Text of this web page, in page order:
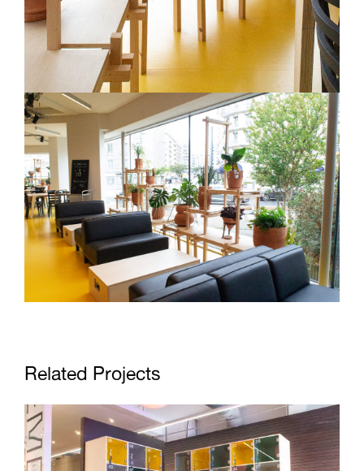
Related Projects